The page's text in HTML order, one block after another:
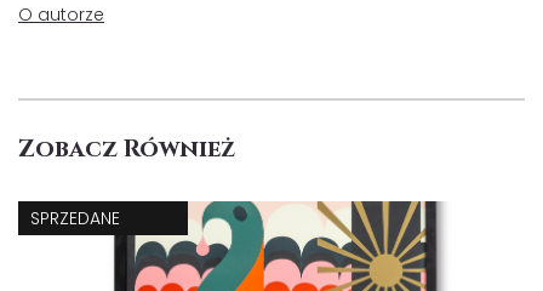
O autorze
Zobacz Również
SPRZEDANE